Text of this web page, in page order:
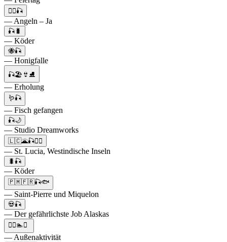
🙆‍♂️🎣
— Angeln – Ja
🎣🐛
— Köder
🐝🎣
— Honigfalle
🎣🏖👙⛸
— Erholung
🪱🎣
— Fisch gefangen
🎣🌙
— Studio Dreamworks
🇱🇨🌋🎣🏄‍♂️
— St. Lucia, Westindische Inseln
🐛🎣
— Köder
🇵🇲🇫🇷🎣🐟
— Saint-Pierre und Miquelon
💀🎣
— Der gefährlichste Job Alaskas
🏄‍♂️🏊🎣
— Außenaktivität